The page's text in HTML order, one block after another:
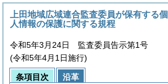
上田地域広域連合監査委員が保有する個
人情報の保護に関する規程
令和5年3月24日 監査委員告示第1号
(令和5年4月1日施行)
条項目次
沿革